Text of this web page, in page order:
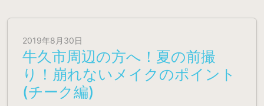
2019年8月30日
牛久市周辺の方へ！夏の前撮
り！崩れないメイクのポイント
(チーク編)